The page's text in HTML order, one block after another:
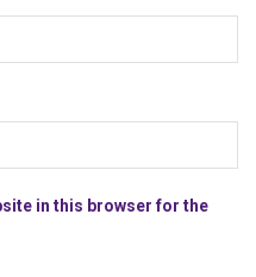
in this browser for the